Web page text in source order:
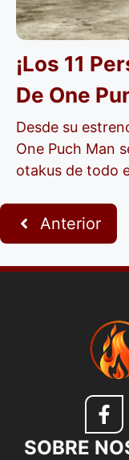
¡Los 11
De One
Desde su
One Puch Man
otakus de todo
Anterior
SOBRE